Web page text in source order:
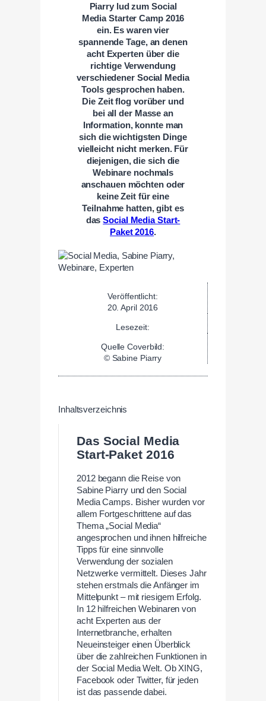
Piarry lud zum Social
Media Starter Camp 2016
ein. Es waren vier
spannende Tage, an denen
acht Experten über die
richtige Verwendung
verschiedener Social Media
Tools gesprochen haben.
Die Zeit flog vorüber und
bei all der Masse an
Information, konnte man
sich die wichtigsten Dinge
vielleicht nicht merken. Für
diejenigen, die sich die
Webinare nochmals
anschauen möchten oder
keine Zeit für eine
Teilnahme hatten, gibt es
dasSocial Media Start-
Paket 2016.
Veröffentlicht:
20. April 2016
Lesezeit:
Quelle Coverbild:
© Sabine Piarry
Inhaltsverzeichnis
Das Social Media
Start-Paket 2016
2012 begann die Reise von
Sabine Piarry und den Social
Media Camps. Bisher wurden vor
allem Fortgeschrittene auf das
Thema „Social Media“
angesprochen und ihnen hilfreiche
Tipps für eine sinnvolle
Verwendung der sozialen
Netzwerke vermittelt. Dieses Jahr
stehen erstmals die Anfänger im
Mittelpunkt – mit riesigem Erfolg.
In 12 hilfreichen Webinaren von
acht Experten aus der
Internetbranche, erhalten
Neueinsteiger einen Überblick
über die zahlreichen Funktionen in
der Social Media Welt. Ob XING,
Facebook oder Twitter, für jeden
ist das passende dabei.